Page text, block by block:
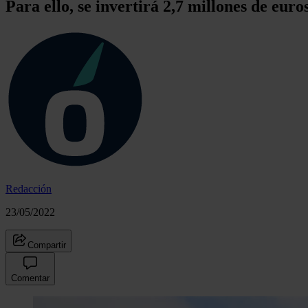
Para ello, se invertirá 2,7 millones de
Redacción
23/05/2022
Compartir
Comentar